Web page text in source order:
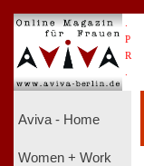
P
R
Aviva - Home
Women + Work